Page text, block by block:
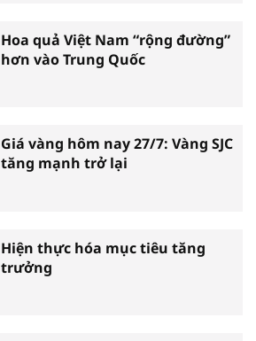
Hoa quả Việt Nam “rộng đường”
hơn vào Trung Quốc
Giá vàng hôm nay 27/7: Vàng SJC
tăng mạnh trở lại
Hiện thực hóa mục tiêu tăng
trưởng